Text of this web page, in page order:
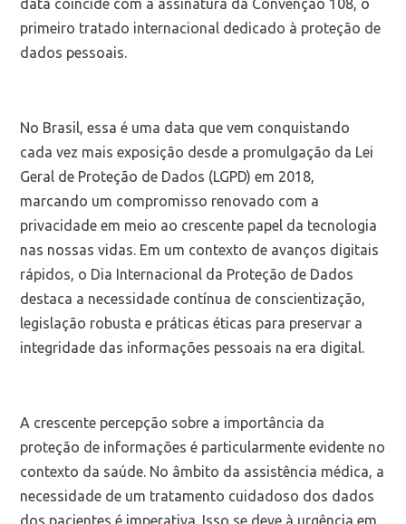
data coincide com a assinatura da Convenção 108, o
primeiro tratado internacional dedicado à proteção de
dados pessoais.
No Brasil, essa é uma data que vem conquistando
cada vez mais exposição desde a promulgação da Lei
Geral de Proteção de Dados (LGPD) em 2018,
marcando um compromisso renovado com a
privacidade em meio ao crescente papel da tecnologia
nas nossas vidas. Em um contexto de avanços digitais
rápidos, o Dia Internacional da Proteção de Dados
destaca a necessidade contínua de conscientização,
legislação robusta e práticas éticas para preservar a
integridade das informações pessoais na era digital.
A crescente percepção sobre a importância da
proteção de informações é particularmente evidente no
contexto da saúde. No âmbito da assistência médica, a
necessidade de um tratamento cuidadoso dos dados
dos pacientes é imperativa. Isso se deve à urgência em